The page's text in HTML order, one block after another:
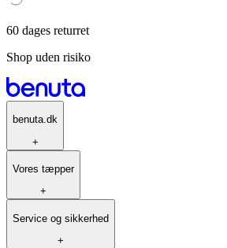
60 dages returret
Shop uden risiko
benuta.dk
+
Vores tæpper
+
Service og sikkerhed
+